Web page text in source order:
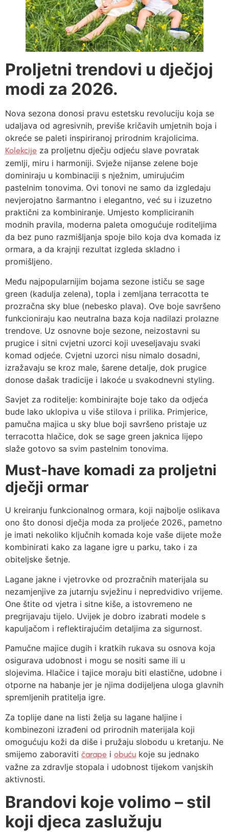
Proljetni trendovi u dječjoj
modi za 2026.
Nova sezona donosi pravu estetsku revoluciju koja se
udaljava od agresivnih, previše kričavih umjetnih boja i
okreće se paleti inspiriranoj prirodnim krajolicima.
Kolekcije za proljetnu dječju odjeću slave povratak
zemlji, miru i harmoniji. Svježe nijanse zelene boje
dominiraju u kombinaciji s nježnim, umirujućim
pastelnim tonovima. Ovi tonovi ne samo da izgledaju
nevjerojatno šarmantno i elegantno, već su i izuzetno
praktični za kombiniranje. Umjesto kompliciranih
modnih pravila, moderna paleta omogućuje roditeljima
da bez puno razmišljanja spoje bilo koja dva komada iz
ormara, a da krajnji rezultat izgleda skladno i
promišljeno.
Među najpopularnijim bojama sezone ističu se sage
green (kadulja zelena), topla i zemljana terracotta te
prozračna sky blue (nebesko plava). Ove boje savršeno
funkcioniraju kao neutralna baza koja nadilazi prolazne
trendove. Uz osnovne boje sezone, neizostavni su
prugice i sitni cvjetni uzorci koji uveseljavaju svaki
komad odjeće. Cvjetni uzorci nisu nimalo dosadni,
izražavaju se kroz male, šarene detalje, dok prugice
donose dašak tradicije i lakoće u svakodnevni styling.
Savjet za roditelje: kombinirajte boje tako da odjeća
bude lako uklopiva u više stilova i prilika. Primjerice,
pamučna majica u sky blue boji savršeno pristaje uz
terracotta hlačice, dok se sage green jaknica lijepo
slaže gotovo sa svim pastelnim tonovima.
Must-have komadi za proljetni
dječji ormar
U kreiranju funkcionalnog ormara, koji najbolje oslikava
ono što donosi dječja moda za proljeće 2026., pametno
je imati nekoliko ključnih komada koje vaše dijete može
kombinirati kako za lagane igre u parku, tako i za
obiteljske šetnje.
Lagane jakne i vjetrovke od prozračnih materijala su
nezamjenjive za jutarnju svježinu i nepredvidivo vrijeme.
One štite od vjetra i sitne kiše, a istovremeno ne
pregrijavaju tijelo. Uvijek je dobro izabrati modele s
kapuljačom i reflektirajućim detaljima za sigurnost.
Pamučne majice dugih i kratkih rukava su osnova koja
osigurava udobnost i mogu se nositi same ili u
slojevima. Hlačice i tajice moraju biti elastične, udobne i
otporne na habanje jer je njima dodijeljena uloga glavnih
spremljenih pratitelja igre.
Za toplije dane na listi želja su lagane haljine i
kombinezoni izrađeni od prirodnih materijala koji
omogućuju koži da diše i pružaju slobodu u kretanju. Ne
smijemo zaboraviti čarape i obuću koje su jednako
važne za zdravlje stopala i udobnost tijekom vanjskih
aktivnosti.
Brandovi koje volimo – stil
koji djeca zaslužuju